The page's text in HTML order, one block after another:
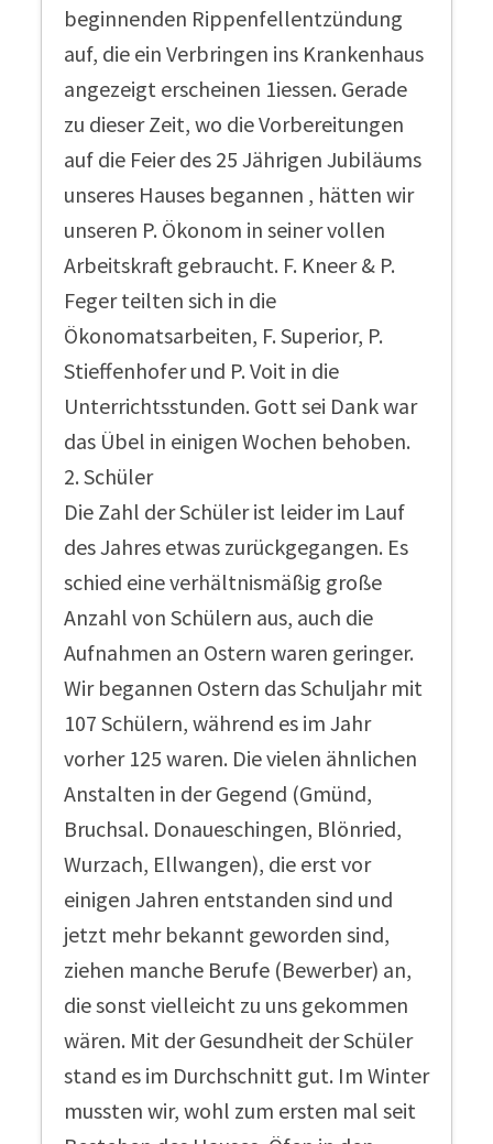
beginnenden Rippenfellentzündung
auf, die ein Verbringen ins Krankenhaus
angezeigt erscheinen 1iessen. Gerade
zu dieser Zeit, wo die Vorbereitungen
auf die Feier des 25 Jährigen Jubiläums
unseres Hauses begannen , hätten wir
unseren P. Ökonom in seiner vollen
Arbeitskraft gebraucht. F. Kneer & P.
Feger teilten sich in die
Ökonomatsarbeiten, F. Superior, P.
Stieffenhofer und P. Voit in die
Unterrichtsstunden. Gott sei Dank war
das Übel in einigen Wochen behoben.
2. Schüler
Die Zahl der Schüler ist leider im Lauf
des Jahres etwas zurückgegangen. Es
schied eine verhältnismäßig große
Anzahl von Schülern aus, auch die
Aufnahmen an Ostern waren geringer.
Wir begannen Ostern das Schuljahr mit
107 Schülern, während es im Jahr
vorher 125 waren. Die vielen ähnlichen
Anstalten in der Gegend (Gmünd,
Bruchsal. Donaueschingen, Blönried,
Wurzach, Ellwangen), die erst vor
einigen Jahren entstanden sind und
jetzt mehr bekannt geworden sind,
ziehen manche Berufe (Bewerber) an,
die sonst vielleicht zu uns gekommen
wären. Mit der Gesundheit der Schüler
stand es im Durchschnitt gut. Im Winter
mussten wir, wohl zum ersten mal seit